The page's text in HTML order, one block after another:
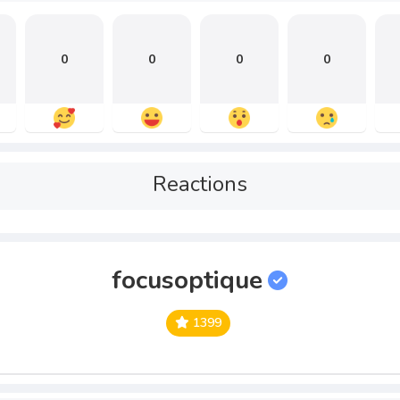
0 0 0 0
Reactions
focusoptique
1399